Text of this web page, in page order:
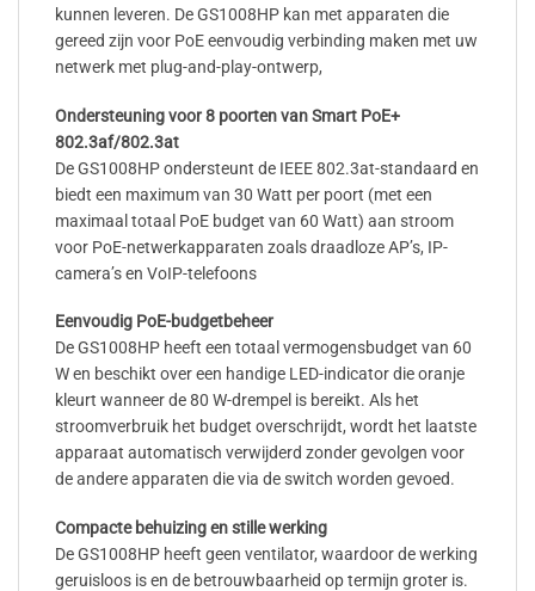
kunnen leveren. De GS1008HP kan met apparaten die
gereed zijn voor PoE eenvoudig verbinding maken met uw
netwerk met plug-and-play-ontwerp,
Ondersteuning voor 8 poorten van Smart PoE+
802.3af/802.3at
De GS1008HP ondersteunt de IEEE 802.3at-standaard en
biedt een maximum van 30 Watt per poort (met een
maximaal totaal PoE budget van 60 Watt) aan stroom
voor PoE-netwerkapparaten zoals draadloze AP’s, IP-
camera’s en VoIP-telefoons
Eenvoudig PoE-budgetbeheer
De GS1008HP heeft een totaal vermogensbudget van 60
W en beschikt over een handige LED-indicator die oranje
kleurt wanneer de 80 W-drempel is bereikt. Als het
stroomverbruik het budget overschrijdt, wordt het laatste
apparaat automatisch verwijderd zonder gevolgen voor
de andere apparaten die via de switch worden gevoed.
Compacte behuizing en stille werking
De GS1008HP heeft geen ventilator, waardoor de werking
geruisloos is en de betrouwbaarheid op termijn groter is.